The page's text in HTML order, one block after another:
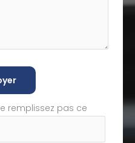
remplissez pas ce